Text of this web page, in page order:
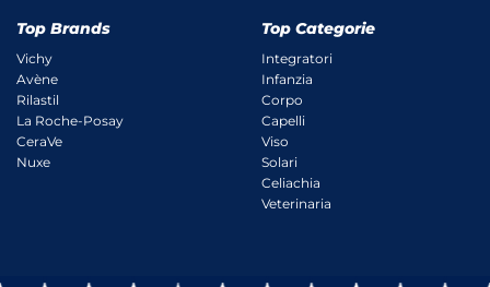
Top Brands
Vichy
Avène
Rilastil
La Roche-Posay
CeraVe
Nuxe
Top Categorie
Integratori
Infanzia
Corpo
Capelli
Viso
Solari
Celiachia
Veterinaria